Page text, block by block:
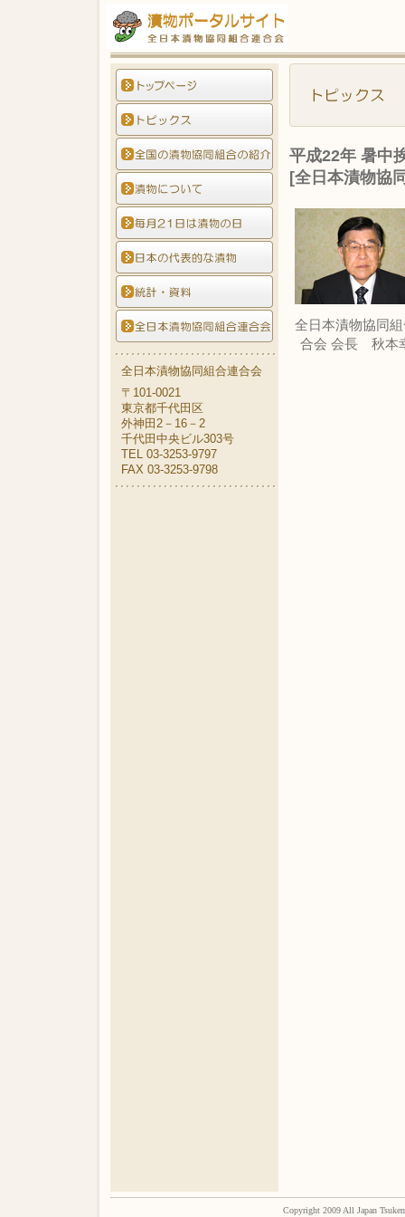
全日本漬物協同組合連合会
〒101-0021
東京都千代田区
外神田2－16－2
千代田中央ビル303号
TEL 03-3253-9797
FAX 03-3253-9798
平成22年 暑中
[全日本漬物協
全日本漬物協同
合会 会長 秋本
Copyright 2009 All Japan